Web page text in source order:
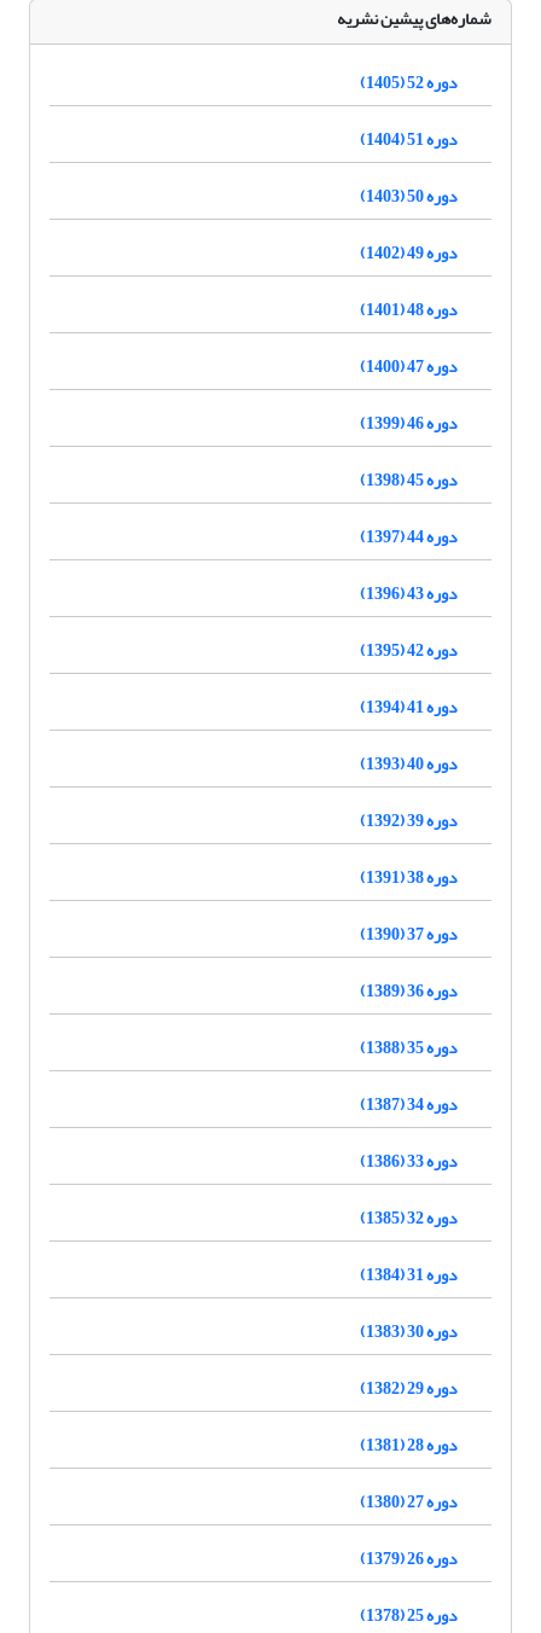
شماره‌های پیشین نشریه
دوره 52 (1405)
دوره 51 (1404)
دوره 50 (1403)
دوره 49 (1402)
دوره 48 (1401)
دوره 47 (1400)
دوره 46 (1399)
دوره 45 (1398)
دوره 44 (1397)
دوره 43 (1396)
دوره 42 (1395)
دوره 41 (1394)
دوره 40 (1393)
دوره 39 (1392)
دوره 38 (1391)
دوره 37 (1390)
دوره 36 (1389)
دوره 35 (1388)
دوره 34 (1387)
دوره 33 (1386)
دوره 32 (1385)
دوره 31 (1384)
دوره 30 (1383)
دوره 29 (1382)
دوره 28 (1381)
دوره 27 (1380)
دوره 26 (1379)
دوره 25 (1378)